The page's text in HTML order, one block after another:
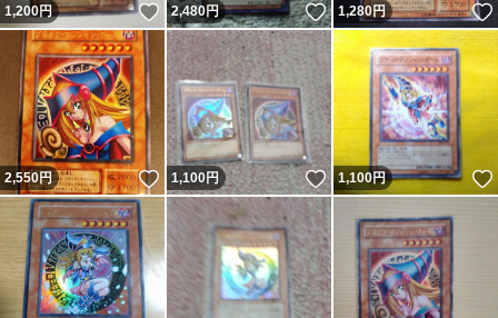
1,200円 いいね！
2,480円 いいね！
1,280円
2,550円 いいね！
1,100円 いいね！
1,100円